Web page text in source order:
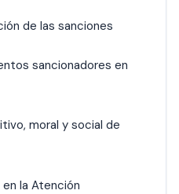
de las sanciones
sancionadores en
moral y social de
la Atención